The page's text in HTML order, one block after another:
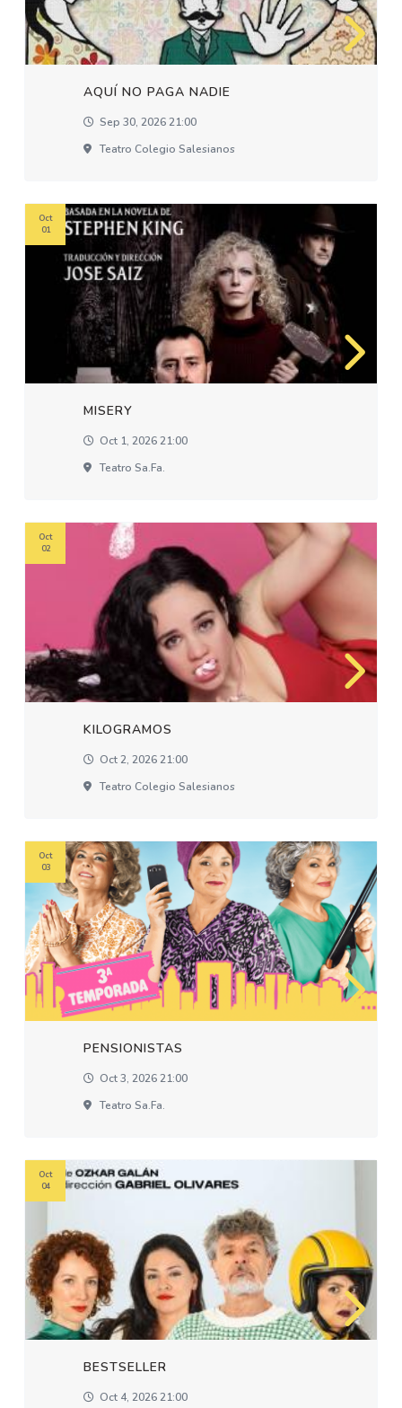
AQUÍ NO PAGA NADIE
Sep 30, 2026 21:00
Teatro Colegio Salesianos
MISERY
Oct 1, 2026 21:00
Teatro Sa.fa.
Oct
01
KILOGRAMOS
Oct 2, 2026 21:00
Teatro Colegio Salesianos
Oct
02
PENSIONISTAS
Oct 3, 2026 21:00
Teatro Sa.fa.
Oct
03
BESTSELLER
Oct 4, 2026 21:00
Oct
04